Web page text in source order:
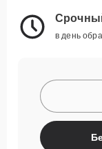
в день